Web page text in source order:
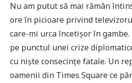
Nu am putut să mai rămân
ore în picioare privind
care-mi urca încetișor în gambe.
pe punctul unei crize
cu niște consecințe fatale. Un
oamenii din Times Square ce